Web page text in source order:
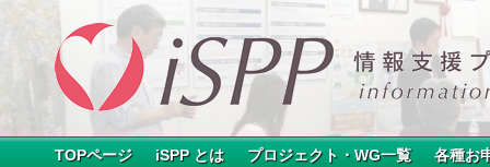
TOPページ iSPP とは プロジェクト・WG一覧 各種お